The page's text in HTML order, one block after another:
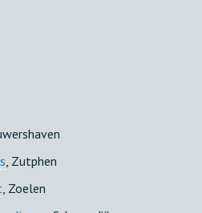
, Zutphen
, Zoelen